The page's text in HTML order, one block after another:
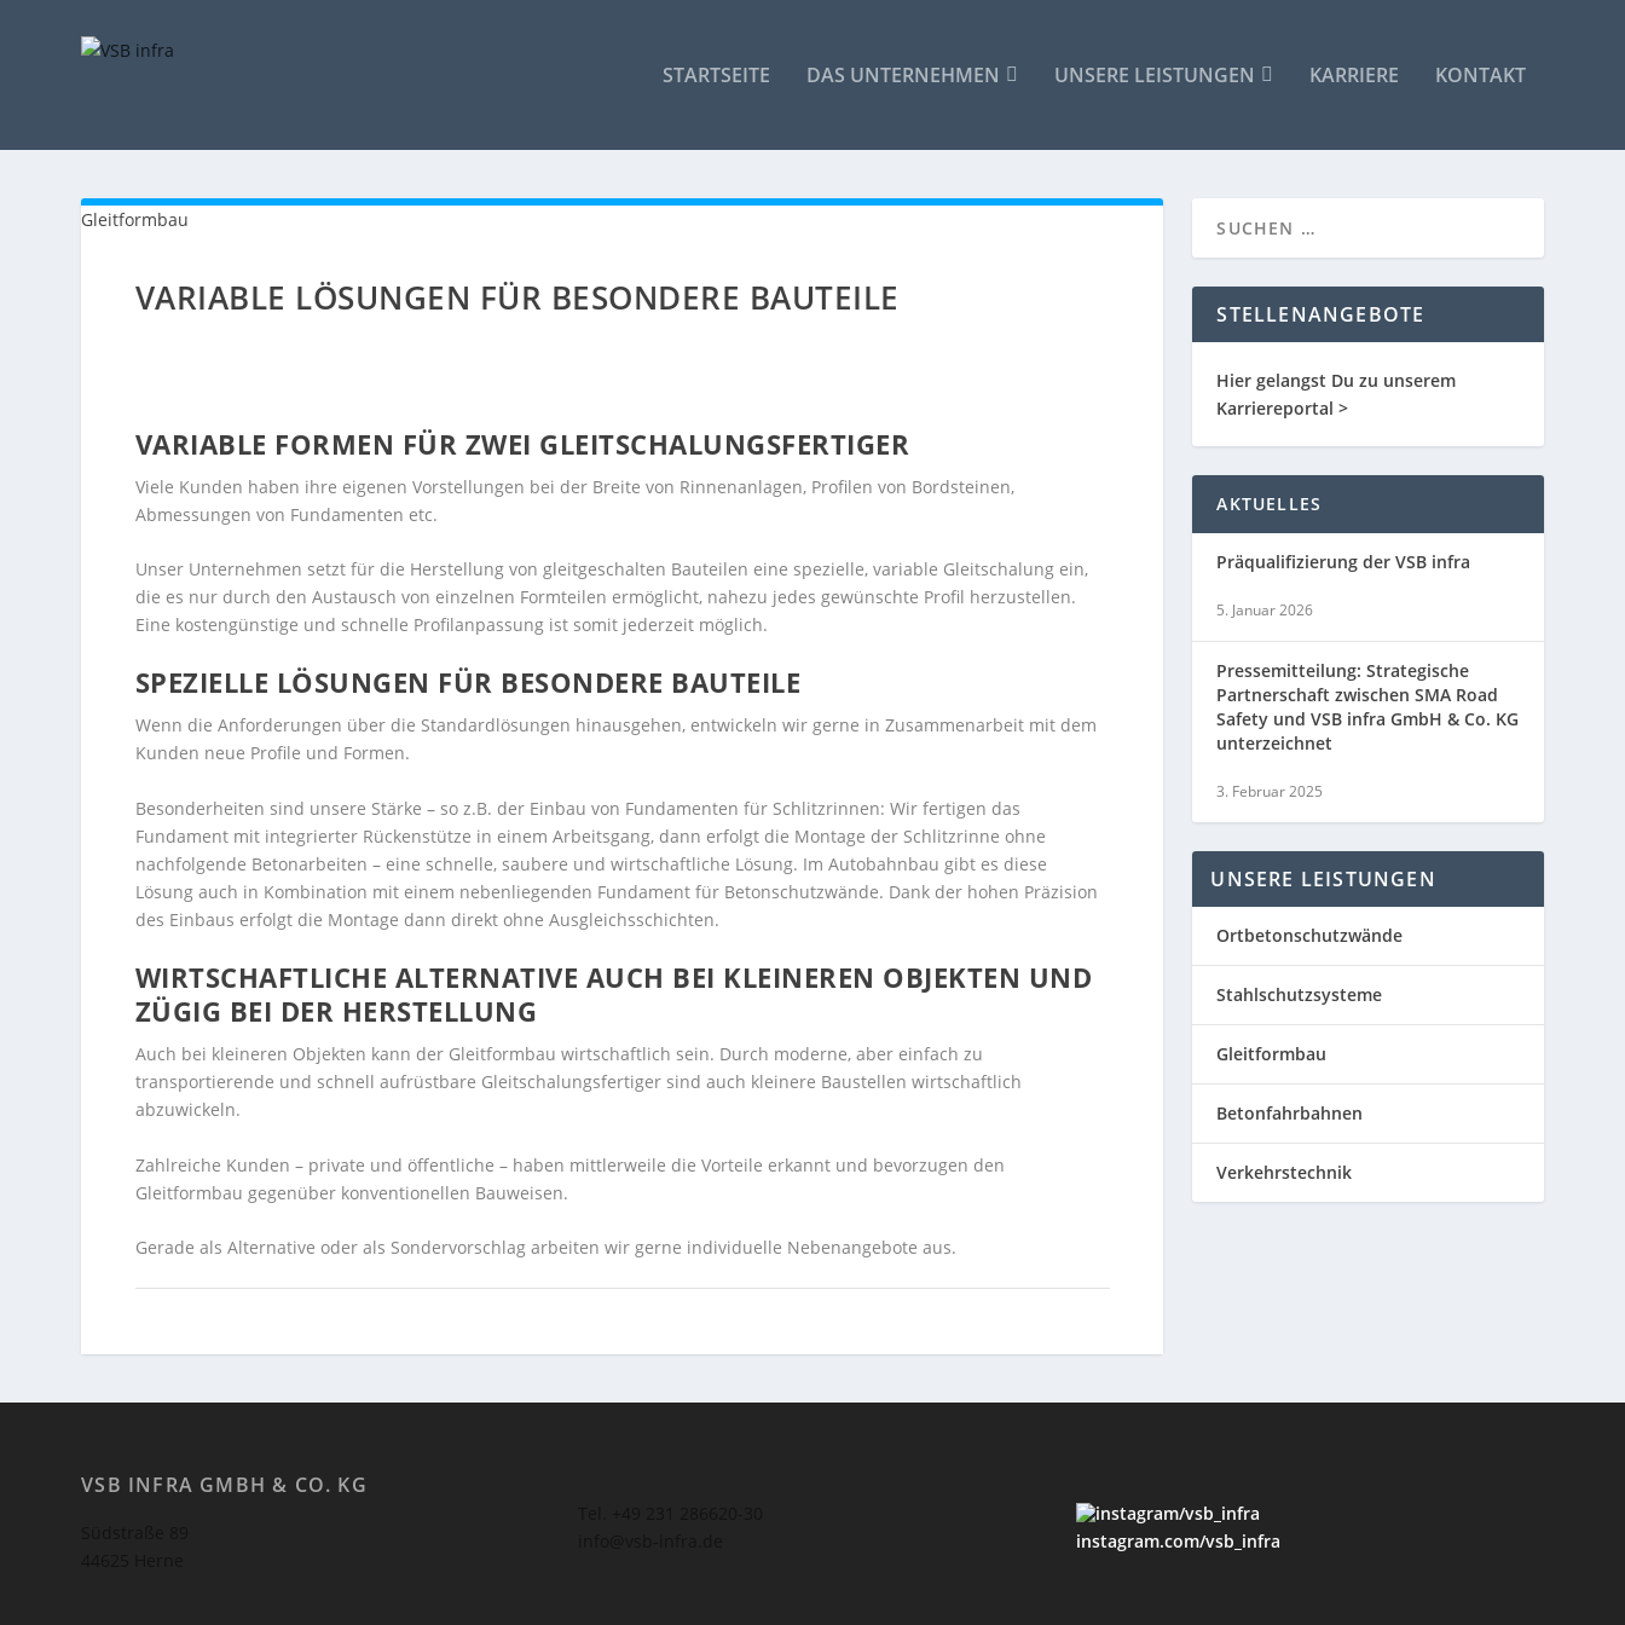
STARTSEITE DAS UNTERNEHMEN UNSERE LEISTUNGEN KARRIERE KONTAKT
Gleitformbau
VARIABLE LÖSUNGEN FÜR BESONDERE BAUTEILE
VARIABLE FORMEN FÜR ZWEI GLEITSCHALUNGSFERTIGER
Viele Kunden haben ihre eigenen Vorstellungen bei der Breite von Rinnenanlagen, Profilen von Bordsteinen,
Abmessungen von Fundamenten etc.
Unser Unternehmen setzt für die Herstellung von gleitgeschalten Bauteilen eine spezielle, variable Gleitschalung ein,
die es nur durch den Austausch von einzelnen Formteilen ermöglicht, nahezu jedes gewünschte Profil herzustellen.
Eine kostengünstige und schnelle Profilanpassung ist somit jederzeit möglich.
SPEZIELLE LÖSUNGEN FÜR BESONDERE BAUTEILE
Wenn die Anforderungen über die Standardlösungen hinausgehen, entwickeln wir gerne in Zusammenarbeit mit dem
Kunden neue Profile und Formen.
Besonderheiten sind unsere Stärke – so z.B. der Einbau von Fundamenten für Schlitzrinnen: Wir fertigen das
Fundament mit integrierter Rückenstütze in einem Arbeitsgang, dann erfolgt die Montage der Schlitzrinne ohne
nachfolgende Betonarbeiten – eine schnelle, saubere und wirtschaftliche Lösung. Im Autobahnbau gibt es diese
Lösung auch in Kombination mit einem nebenliegenden Fundament für Betonschutzwände. Dank der hohen Präzision
des Einbaus erfolgt die Montage dann direkt ohne Ausgleichsschichten.
WIRTSCHAFTLICHE ALTERNATIVE AUCH BEI KLEINEREN OBJEKTEN UND
ZÜGIG BEI DER HERSTELLUNG
Auch bei kleineren Objekten kann der Gleitformbau wirtschaftlich sein. Durch moderne, aber einfach zu
transportierende und schnell aufrüstbare Gleitschalungsfertiger sind auch kleinere Baustellen wirtschaftlich
abzuwickeln.
Zahlreiche Kunden – private und öffentliche – haben mittlerweile die Vorteile erkannt und bevorzugen den
Gleitformbau gegenüber konventionellen Bauweisen.
Gerade als Alternative oder als Sondervorschlag arbeiten wir gerne individuelle Nebenangebote aus.
STELLENANGEBOTE
Hier gelangst Du zu unserem
Karriereportal >
AKTUELLES
Präqualifizierung der VSB infra
5. Januar 2026
Pressemitteilung: Strategische
Partnerschaft zwischen SMA Road
Safety und VSB infra GmbH & Co. KG
unterzeichnet
3. Februar 2025
UNSERE LEISTUNGEN
Ortbetonschutzwände
Stahlschutzsysteme
Gleitformbau
Betonfahrbahnen
Verkehrstechnik
VSB INFRA GMBH & CO. KG
instagram.com/vsb_infra